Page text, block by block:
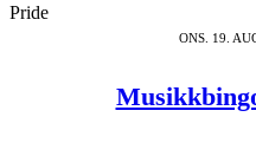
Pride
ONS. 19.